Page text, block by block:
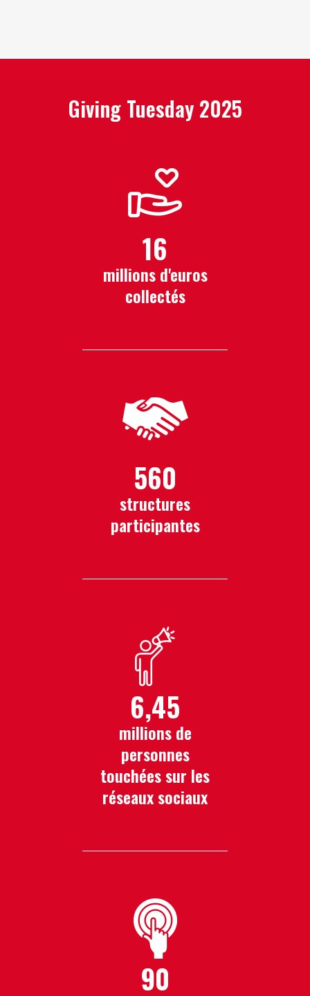
Giving Tuesday 2025
16
millions d'euros
collectés
560
structures
participantes
6,45
millions de
personnes
touchées sur les
réseaux sociaux
90